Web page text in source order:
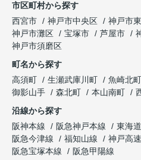
趣味を楽しむ時間が増
これからの暮らしを前
り、住み替えを決断し
ます。
「立地も良く、長期保
と話され、このビルを
になりました。
長年守ってきた資産を
き、家族全員が納得で
「レ・ジェイド西宮北
購入とのタイミングや
明してくださいました。
販売活動では、西宮北
ガーデンズ、教育施設
した。
購入されたご家族は、
市区町村から探す
西宮市
神戸市中央区 神戸市
神戸市灘区
宝塚市 芦屋市
神戸市須磨区
町名から探す
高須町
生瀬武庫川町 魚崎北町
御影山手
森北町 本山南町
沿線から探す
阪神本線
阪急神戸本線 東海
阪急今津線
福知山線 神戸高
阪急宝塚本線
阪急甲陽線